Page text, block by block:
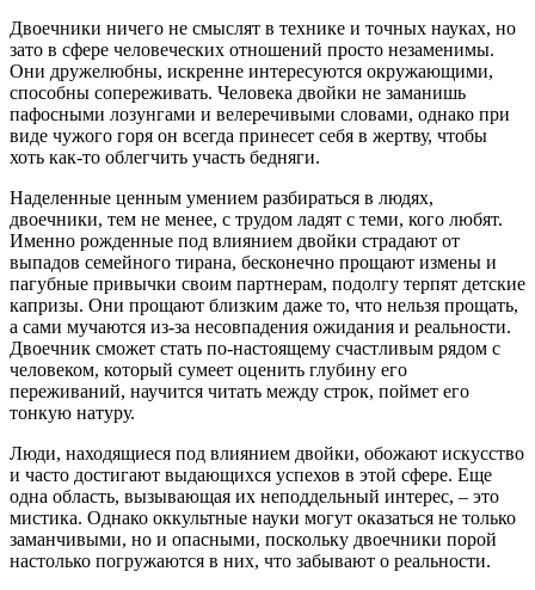
Двоечники ничего не смыслят в технике и точных науках, но
зато в сфере человеческих отношений просто незаменимы.
Они дружелюбны, искренне интересуются окружающими,
способны сопереживать. Человека двойки не заманишь
пафосными лозунгами и велеречивыми словами, однако при
виде чужого горя он всегда принесет себя в жертву, чтобы
хоть как-то облегчить участь бедняги.
Наделенные ценным умением разбираться в людях,
двоечники, тем не менее, с трудом ладят с теми, кого любят.
Именно рожденные под влиянием двойки страдают от
выпадов семейного тирана, бесконечно прощают измены и
пагубные привычки своим партнерам, подолгу терпят детские
капризы. Они прощают близким даже то, что нельзя прощать,
а сами мучаются из-за несовпадения ожидания и реальности.
Двоечник сможет стать по-настоящему счастливым рядом с
человеком, который сумеет оценить глубину его
переживаний, научится читать между строк, поймет его
тонкую натуру.
Люди, находящиеся под влиянием двойки, обожают искусство
и часто достигают выдающихся успехов в этой сфере. Еще
одна область, вызывающая их неподдельный интерес, – это
мистика. Однако оккультные науки могут оказаться не только
заманчивыми, но и опасными, поскольку двоечники порой
настолько погружаются в них, что забывают о реальности.